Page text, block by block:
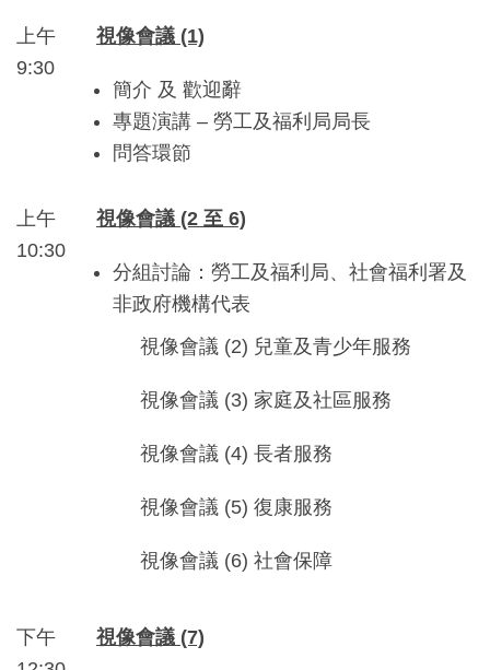
上午
9:30
視像會議 (1)
簡介 及 歡迎辭
專題演講 – 勞工及福利局局長
問答環節
上午
10:30
視像會議 (2 至 6)
分組討論：勞工及福利局、社會福利署及
非政府機構代表
視像會議 (2) 兒童及青少年服務
視像會議 (3) 家庭及社區服務
視像會議 (4) 長者服務
視像會議 (5) 復康服務
視像會議 (6) 社會保障
下午
視像會議 (7)